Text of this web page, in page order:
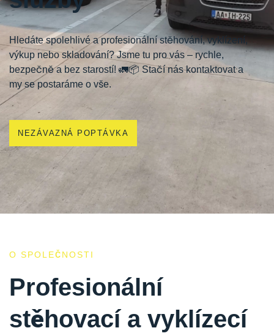
Hledáte spolehlivé a profesionální stěhování, vyklízení,
výkup nebo skladování? Jsme tu pro vás – rychle,
bezpečně a bez starostí! 🚛📦 Stačí nás kontaktovat a
my se postaráme o vše.
NEZÁVAZNÁ POPTÁVKA
O SPOLEČNOSTI
Profesionální
stěhovací a vyklízecí